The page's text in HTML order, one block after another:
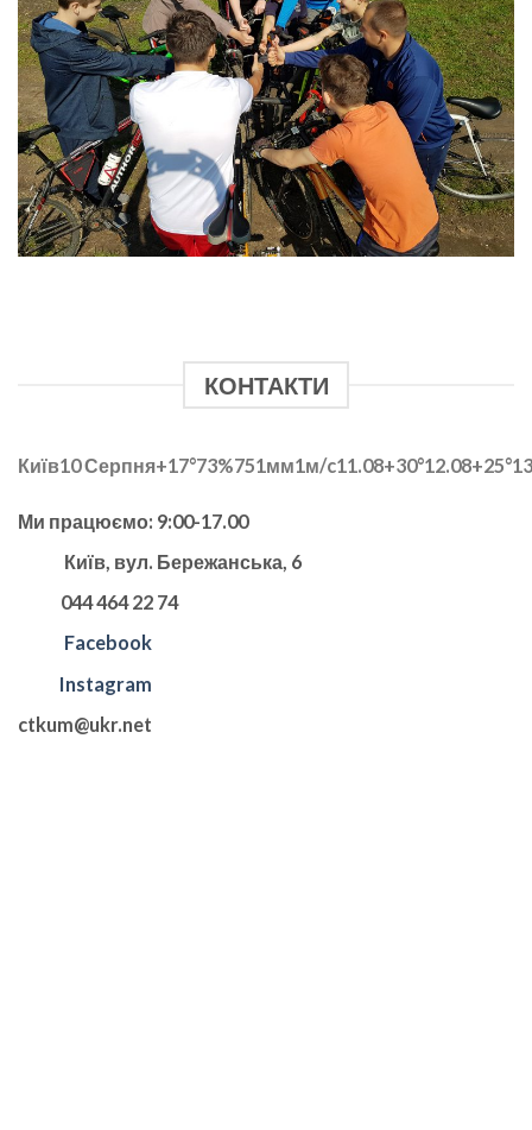
КОНТАКТИ
Київ10 Серпня+17°73%751 мм1 м/c11.08+30°12.08+25°
Ми працюємо: 9:00-17.00
Київ, вул. Бережанська, 6
044 464 22 74
Facebook
Instagram
ctkum@ukr.net